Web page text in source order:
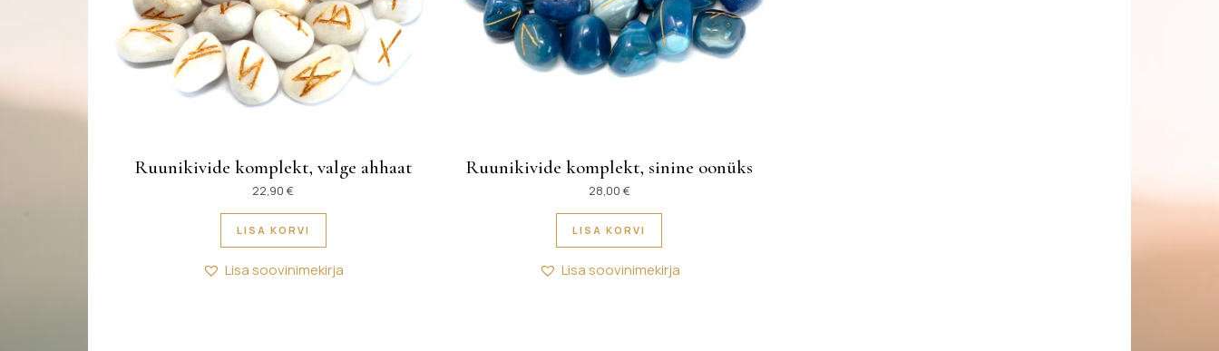
Ruunikivide komplekt, valge ahhaat
22,90€
LISA KORVI
Lisa soovinimekirja
Ruunikivide komplekt, sinine oonüks
28,00 €
LISA KORVI
Lisa soovinimekirja